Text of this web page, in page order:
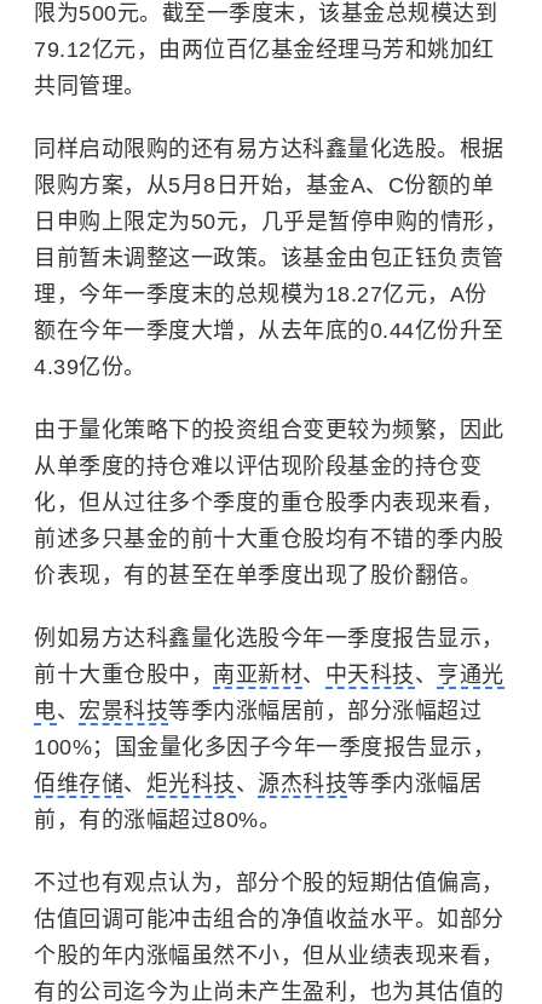
限为500元。截至一季度末，该基金总规模达到
79.12亿元，由两位百亿基金经理马芳和姚加红
共同管理。
同样启动限购的还有易方达科鑫量化选股。根据
限购方案，从5月8日开始，基金A、C份额的单
日申购上限定为50元，几乎是暂停申购的情形，
目前暂未调整这一政策。该基金由包正钰负责管
理，今年一季度末的总规模为18.27亿元，A份
额在今年一季度大增，从去年底的0.44亿份升至
4.39亿份。
由于量化策略下的投资组合变更较为频繁，因此
从单季度的持仓难以评估现阶段基金的持仓变
化，但从过往多个季度的重仓股季内表现来看，
前述多只基金的前十大重仓股均有不错的季内股
价表现，有的甚至在单季度出现了股价翻倍。
例如易方达科鑫量化选股今年一季度报告显示，
前十大重仓股中， 南亚新材、 中天科技、 亨通光
电、 宏景科技等季内涨幅居前，部分涨幅超过
100%；国金量化多因子今年一季度报告显示，
佰维存储、 炬光科技、 源杰科技等季内涨幅居
前，有的涨幅超过80%。
不过也有观点认为，部分个股的短期估值偏高，
估值回调可能冲击组合的净值收益水平。如部分
个股的年内涨幅虽然不小，但从业绩表现来看，
有的公司迄今为止尚未产生盈利，也为其估值的